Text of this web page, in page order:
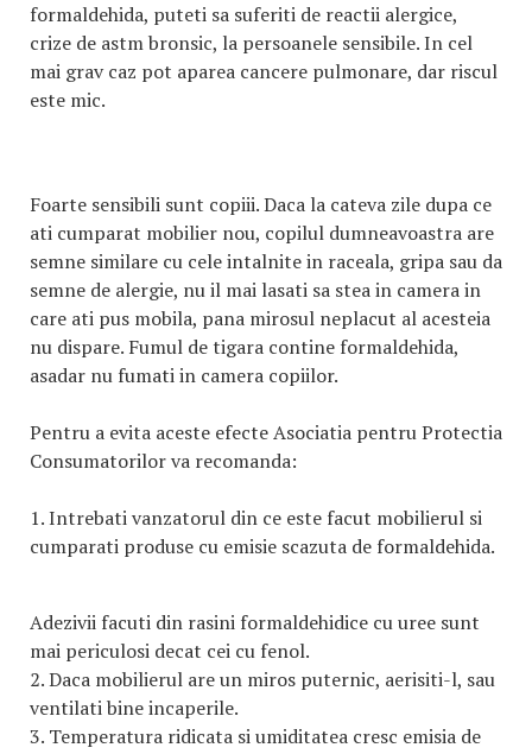
formaldehida, puteti sa suferiti de reactii alergice,
crize de astm bronsic, la persoanele sensibile. In cel
mai grav caz pot aparea cancere pulmonare, dar riscul
este mic.
Foarte sensibili sunt copiii. Daca la cateva zile dupa ce
ati cumparat mobilier nou, copilul dumneavoastra are
semne similare cu cele intalnite in raceala, gripa sau da
semne de alergie, nu il mai lasati sa stea in camera in
care ati pus mobila, pana mirosul neplacut al acesteia
nu dispare. Fumul de tigara contine formaldehida,
asadar nu fumati in camera copiilor.
Pentru a evita aceste efecte Asociatia pentru Protectia
Consumatorilor va recomanda:
1. Intrebati vanzatorul din ce este facut mobilierul si
cumparati produse cu emisie scazuta de formaldehida.
Adezivii facuti din rasini formaldehidice cu uree sunt
mai periculosi decat cei cu fenol.
2. Daca mobilierul are un miros puternic, aerisiti-l, sau
ventilati bine incaperile.
3. Temperatura ridicata si umiditatea cresc emisia de